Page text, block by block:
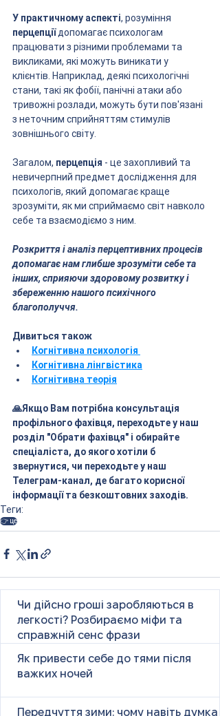
У практичному аспекті, розуміння
перцепції допомагає психологам
працювати з різними проблемами та
викликами, які можуть виникати у
клієнтів. Наприклад, деякі психологічні
стани, такі як фобії, панічні атаки або
тривожні розлади, можуть бути пов'язані
з неточним сприйняттям стимулів
зовнішнього світу.
Загалом, перцепція - це захопливий та
невичерпний предмет дослідження для
психологів, який допомагає краще
зрозуміти, як ми сприймаємо світ навколо
себе та взаємодіємо з ним.
Розкриття і аналіз перцептивних процесів
допомагає нам глибше зрозуміти себе та
інших, сприяючи здоровому розвитку і
збереженню нашого психічного
благополуччя.
Дивиться також
Когнітивна психологія
Когнітивна лінгвістика
Когнітивна теорія
🙏Якщо Вам потрібна консультація
профільного фахівця, переходьте у наш
розділ "Обрати фахівця" і обирайте
спеціаліста, до якого хотіли б
звернутися, чи переходьте у наш
Телеграм-канал, де багато корисної
інформації та безкоштовних заходів.
Теги:
👉 це
Чи дійсно гроші заробляються в
легкості? Розбираємо міфи та
справжній сенс фрази
Як привести себе до тями після
важких ночей
Передчуття зими: чому навіть думка